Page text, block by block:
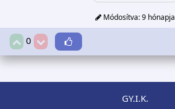
Módosítva:9 hónapja
0
GY.I.K.